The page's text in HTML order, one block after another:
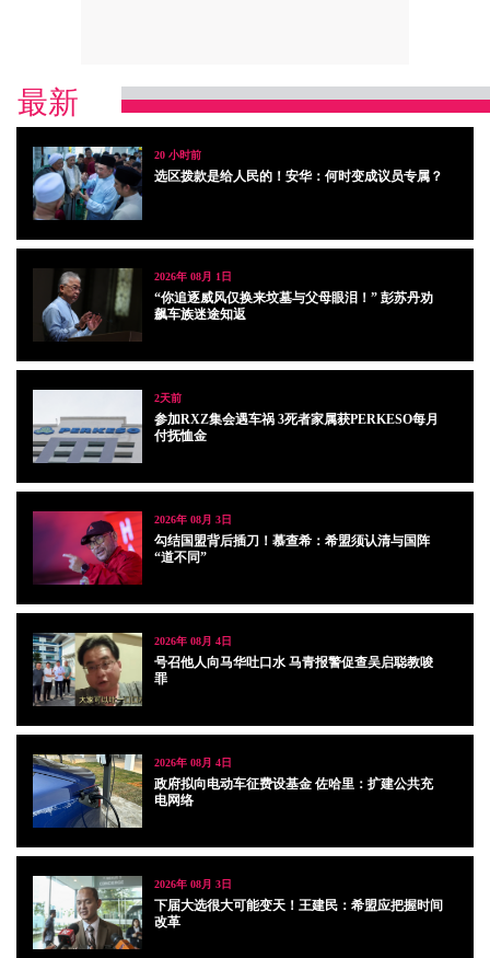
最新
20 小时前
选区拨款是给人民的！安华：何时变成议员专属？
2026年 08月 1日
“你追逐威风仅换来坟墓与父母眼泪！” 彭苏丹劝
飙车族迷途知返
2天前
参加RXZ集会遇车祸 3死者家属获PERKESO每月
付抚恤金
2026年 08月 3日
勾结国盟背后插刀！慕查希：希盟须认清与国阵
“道不同”
2026年 08月 4日
号召他人向马华吐口水 马青报警促查吴启聪教唆
罪
2026年 08月 4日
政府拟向电动车征费设基金 佐哈里：扩建公共充
电网络
2026年 08月 3日
下届大选很大可能变天！王建民：希盟应把握时间
改革